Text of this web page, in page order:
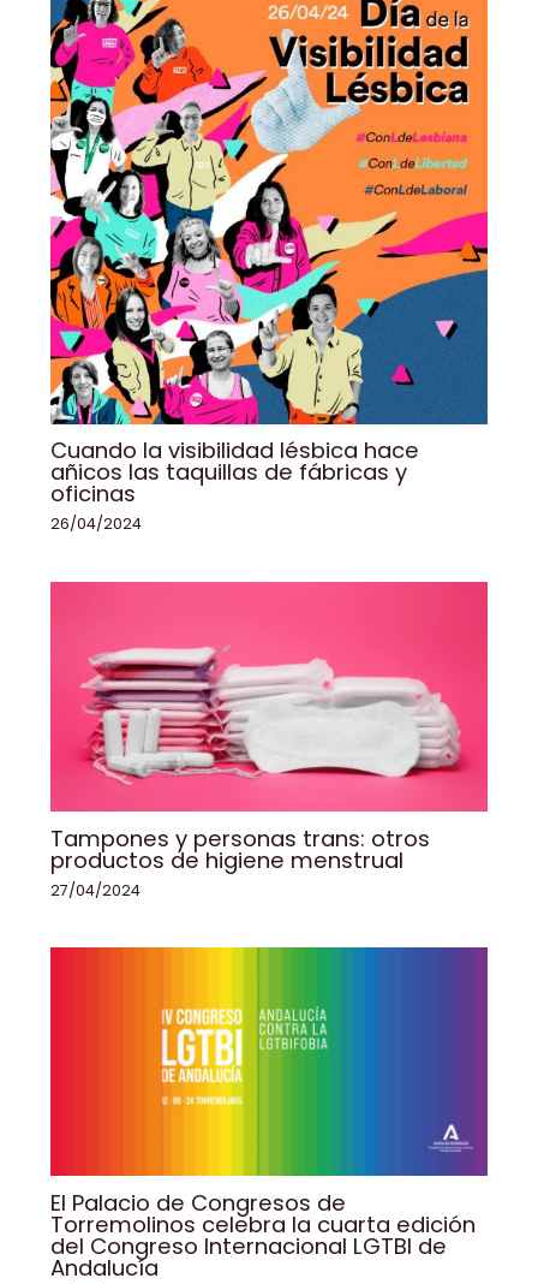
Cuando la visibilidad lésbica hace
añicos las taquillas de fábricas y
oficinas
26/04/2024
Tampones y personas trans: otros
productos de higiene menstrual
27/04/2024
El Palacio de Congresos de
Torremolinos celebra la cuarta edición
del Congreso Internacional LGTBI de
Andalucía